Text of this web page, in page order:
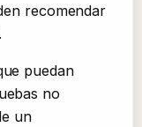
recomendar
puedan
no
un